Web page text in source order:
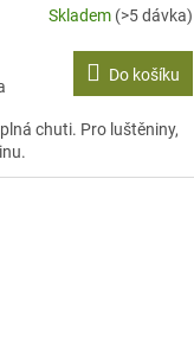
Skladem (>5 dávka)
Do košíku
chuti. Pro luštěniny,